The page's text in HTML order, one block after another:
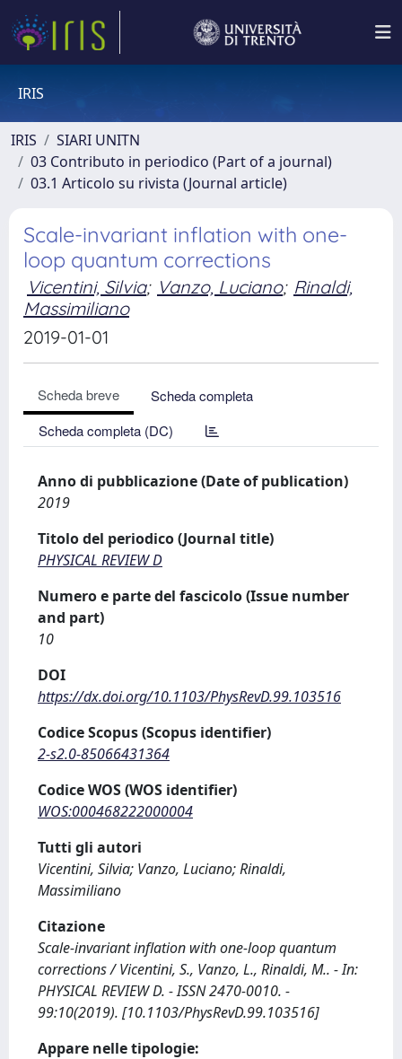
IRIS
IRIS
SIARI UNITN
03 Contributo in periodico (Part of a journal)
03.1 Articolo su rivista (Journal article)
Scale-invariant inflation with one-
loop quantum corrections
Vicentini, Silvia; Vanzo, Luciano; Rinaldi,
Massimiliano
2019-01-01
Scheda breve
Scheda completa
Scheda completa (DC)
Anno di pubblicazione (Date of publication)
2019
Titolo del periodico (Journal title)
PHYSICAL REVIEW D
Numero e parte del fascicolo (Issue number
and part)
10
DOI
https://dx.doi.org/10.1103/PhysRevD.99.103516
Codice Scopus (Scopus identifier)
2-s2.0-85066431364
Codice WOS (WOS identifier)
WOS:000468222000004
Tutti gli autori
Vicentini, Silvia; Vanzo, Luciano; Rinaldi,
Massimiliano
Citazione
Scale-invariant inflation with one-loop quantum
corrections / Vicentini, S., Vanzo, L., Rinaldi, M.. - In:
PHYSICAL REVIEW D. - ISSN 2470-0010. -
99:10(2019). [10.1103/PhysRevD.99.103516]
Appare nelle tipologie: